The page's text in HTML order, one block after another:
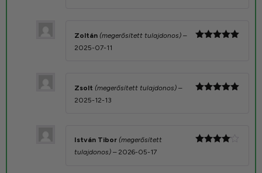
Zoltán (megerősített tulajdonos) –
2025-07-11
Zsolt (megerősített tulajdonos) –
2025-12-13
István Tibor (megerősített
tulajdonos) – 2026-05-17